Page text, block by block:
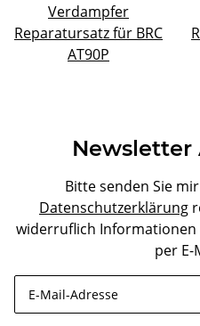
Verdampfer
Reparatursatz für BRC
AT90P
Newsletter
Bitte senden Sie
Datenschutzerklärung
widerruflich
per E-